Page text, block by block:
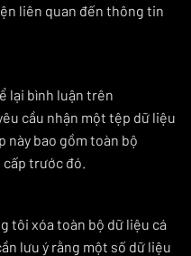
liên quan đến thông tin
lại bình luận trên
cầu nhận một tệp dữ liệu
này bao gồm toàn bộ
trước đó.
tôi xóa toàn bộ dữ liệu cá
lưu ý rằng một số dữ liệu